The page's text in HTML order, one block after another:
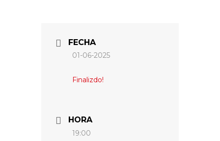
FECHA
01-06-2025
Finalizdo!
HORA
19:00